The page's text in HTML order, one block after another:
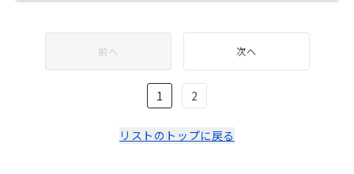
前へ 次へ
1 2
リストのトップに戻る